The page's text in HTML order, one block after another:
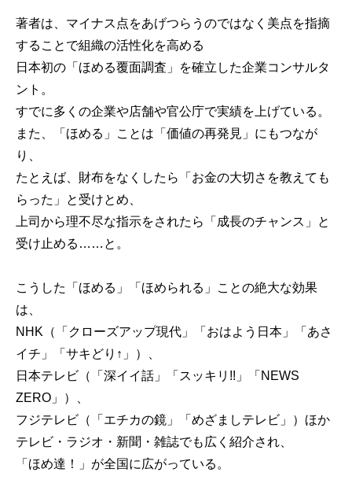
著者は、マイナス点をあげつらうのではなく美点を指摘
することで組織の活性化を高める
日本初の「ほめる覆面調査」を確立した企業コンサルタ
ント。
すでに多くの企業や店舗や官公庁で実績を上げている。
また、「ほめる」ことは「価値の再発見」にもつなが
り、
たとえば、財布をなくしたら「お金の大切さを教えても
らった」と受けとめ、
上司から理不尽な指示をされたら「成長のチャンス」と
受け止める……と。
こうした「ほめる」「ほめられる」ことの絶大な効果
は、
NHK（「クローズアップ現代」「おはよう日本」「あさ
イチ」「サキどり↑」）、
日本テレビ（「深イイ話」「スッキリ!!」「NEWS
ZERO」）、
フジテレビ（「エチカの鏡」「めざましテレビ」）ほか
テレビ・ラジオ・新聞・雑誌でも広く紹介され、
「ほめ達！」が全国に広がっている。